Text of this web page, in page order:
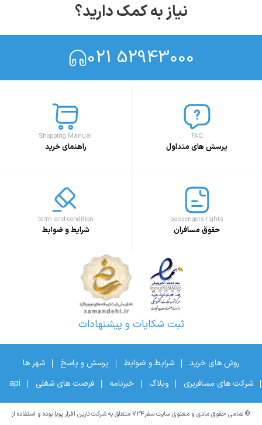
نیاز به کمک دارید؟
021 52943000
FAQ
پرسش های متداول
Shopping Manual
راهنمای خرید
passengers rights
حقوق مسافران
term and condition
شرایط و ضوابط
ثبت شکایات و پیشنهادات
روش های خرید شرایط و ضوابط پرسش و پاسخ
شهر ها
شرکت های مسافربری
وبلاگ خبرنامه فرصت های شغلی api
© تمامی حقوق مادی و معنوی سایت سفر۷۲۴ متعلق به شرکت نارین افزار پویا بوده و استفاده از